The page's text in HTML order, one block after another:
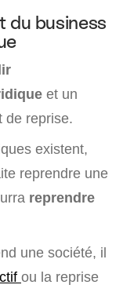
du business
et un
de reprise.
existent,
reprendre une
reprendre
une société, il
ou la reprise